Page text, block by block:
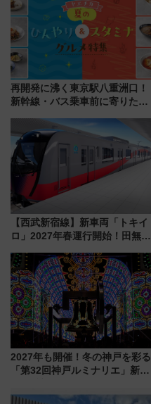
(40×30×20cm)おさらい
再開発に沸く東京駅八重洲口！
新幹線・バス乗車前に寄りたい
やり＆スタミナグルメ」6選【新
店舗も！】
【西武新宿線】新車両「トキイ
ロ」2027年春運行開始！田無・
「第2弾」も
2027年も開催！冬の神戸を彩る
「第32回神戸ルミナリエ」新た
記憶を次世代へ